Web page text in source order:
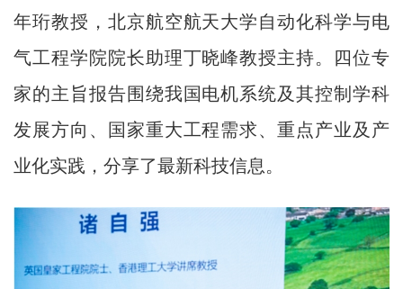
年珩教授，北京航空航天大学自动化科学与电
气工程学院院长助理丁晓峰教授主持。四位专
家的主旨报告围绕我国电机系统及其控制学科
发展方向、国家重大工程需求、重点产业及产
业化实践，分享了最新科技信息。